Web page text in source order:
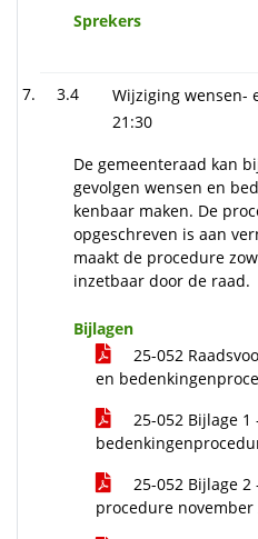
Sprekers
3.4
Wijziging wensen-
21:30
De gemeenteraad kan
gevolgen wensen en
kenbaar maken. De
opgeschreven is aan
maakt de procedure
inzetbaar door de raad.
Bijlagen
25-052
en
25-052 Bijlage 1
25-052 Bijlage
procedure november